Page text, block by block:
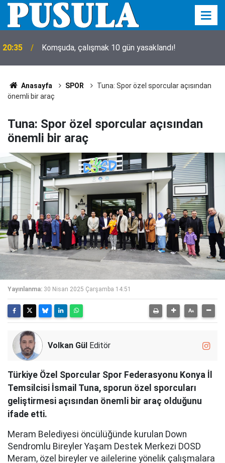
20:35 İşte sakladıkları ve utandıkları o isim!
Anasayfa SPOR
Tuna: Spor özel sporcular açısından
önemli bir araç
Tuna: Spor özel sporcular açısından
önemli bir araç
Yayınlanma: 30 Nisan 2025 Çarşamba 14:51
Volkan Gül Editör
Türkiye Özel Sporcular Spor Federasyonu Konya İl
Temsilcisi İsmail Tuna, sporun özel sporcuları
geliştirmesi açısından önemli bir araç olduğunu
ifade etti.
Meram Belediyesi öncülüğünde kurulan Down
Sendromlu Bireyler Yaşam Destek Merkezi DOSD
Meram, özel bireyler ve ailelerine yönelik çalışmalara